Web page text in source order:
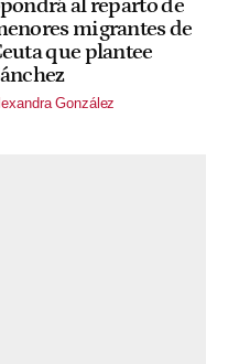
al reparto de
migrantes de
que plantee
González